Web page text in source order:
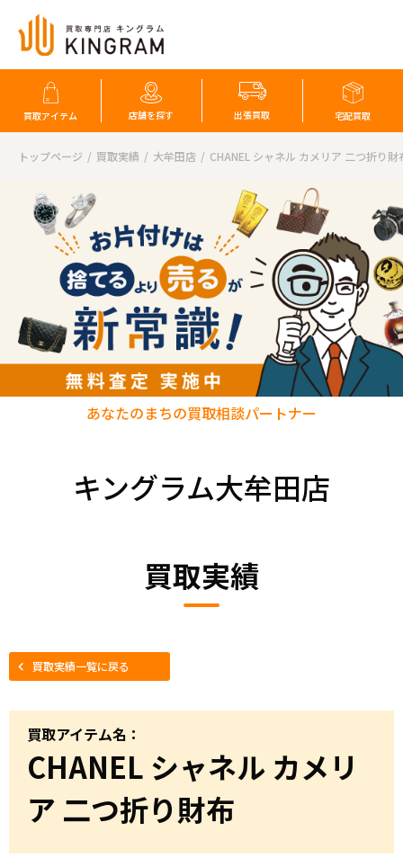
買取アイテム 店舗を探す 出張買取 宅配買取
トップページ 買取実績 大牟田店 CHANEL シャネル カメリア 二つ折り財
キングラム大牟田店
あなたのまちの買取相談パートナー
買取実績
買取実績一覧に戻る
買取アイテム名：
CHANEL シャネル カメリ
ア 二つ折り財布